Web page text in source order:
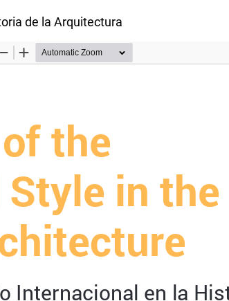
de la Arquitectura